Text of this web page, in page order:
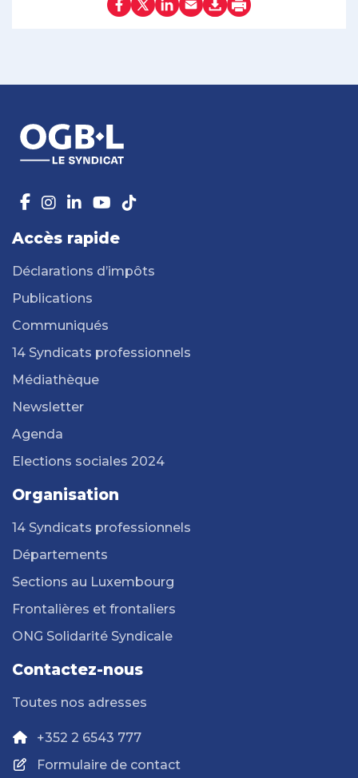
Accès rapide
Déclarations d’impôts
Publications
Communiqués
14 Syndicats professionnels
Médiathèque
Newsletter
Agenda
Elections sociales 2024
Organisation
14 Syndicats professionnels
Départements
Sections au Luxembourg
Frontalières et frontaliers
ONG Solidarité Syndicale
Contactez-nous
Toutes nos adresses
+352 2 6543 777
Formulaire de contact